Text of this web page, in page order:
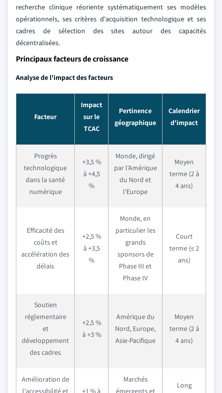
recherche clinique réoriente systématiquement ses modèles
opérationnels, ses critères d'acquisition technologique et ses
cadres de sélection des sites autour des capacités
décentralisées.
Principaux facteurs de croissance
Analyse de l'impact des facteurs
Facteur
Impact
sur le
TCAC
Pertinence
géographique
Calendrier
d'impact
Progrès
technologique
dans la santé
numérique
+3,5 %
à +4,5
%
Monde, dirigé
par l'Amérique
du Nord et
l'Europe
Moyen
terme (2 à
4 ans)
Efficacité des
coûts et
accélération des
délais
+2,5 %
à +3,5
%
Monde, en
particulier les
grands
sponsors de
Phase III et
Phase IV
Court
terme (≤ 2
ans)
Soutien
réglementaire
et
développement
des cadres
+2,5 %
à +3 %
Amérique du
Nord, Europe,
Asie-Pacifique
Moyen
terme (2 à
4 ans)
Amélioration de
l'accessibilité et
+1 % à
Marchés
émergents et
Long